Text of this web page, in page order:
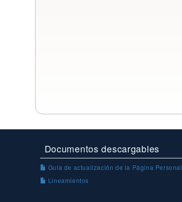
Documentos descargables
Guía de actualización de la Página Personal
Lineamientos